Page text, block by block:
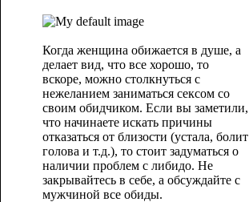
Когда женщина обижается в душе, а
делает вид, что все хорошо, то
вскоре, можно столкнуться с
нежеланием заниматься сексом со
своим обидчиком. Если вы заметили,
что начинаете искать причины
отказаться от близости (устала, болит
голова и т.д.), то стоит задуматься о
наличии проблем с либидо. Не
закрывайтесь в себе, а обсуждайте с
мужчиной все обиды.